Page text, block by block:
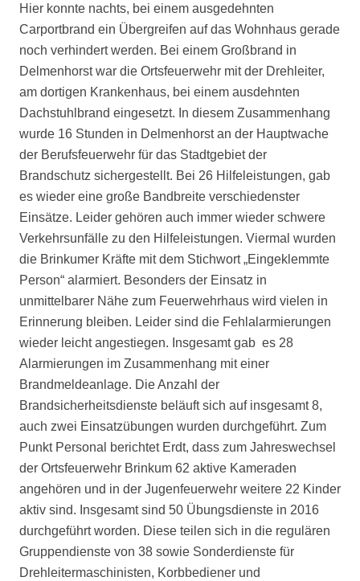
Hier konnte nachts, bei einem ausgedehnten
Carportbrand ein Übergreifen auf das Wohnhaus gerade
noch verhindert werden. Bei einem Großbrand in
Delmenhorst war die Ortsfeuerwehr mit der Drehleiter,
am dortigen Krankenhaus, bei einem ausdehnten
Dachstuhlbrand eingesetzt. In diesem Zusammenhang
wurde 16 Stunden in Delmenhorst an der Hauptwache
der Berufsfeuerwehr für das Stadtgebiet der
Brandschutz sichergestellt. Bei 26 Hilfeleistungen, gab
es wieder eine große Bandbreite verschiedenster
Einsätze. Leider gehören auch immer wieder schwere
Verkehrsunfälle zu den Hilfeleistungen. Viermal wurden
die Brinkumer Kräfte mit dem Stichwort „Eingeklemmte
Person“ alarmiert. Besonders der Einsatz in
unmittelbarer Nähe zum Feuerwehrhaus wird vielen in
Erinnerung bleiben. Leider sind die Fehlalarmierungen
wieder leicht angestiegen. Insgesamt gab es 28
Alarmierungen im Zusammenhang mit einer
Brandmeldeanlage. Die Anzahl der
Brandsicherheitsdienste beläuft sich auf insgesamt 8,
auch zwei Einsatzübungen wurden durchgeführt. Zum
Punkt Personal berichtet Erdt, dass zum Jahreswechsel
der Ortsfeuerwehr Brinkum 62 aktive Kameraden
angehören und in der Jugenfeuerwehr weitere 22 Kinder
aktiv sind. Insgesamt sind 50 Übungsdienste in 2016
durchgeführt worden. Diese teilen sich in die regulären
Gruppendienste von 38 sowie Sonderdienste für
Drehleitermaschinisten, Korbbediener und